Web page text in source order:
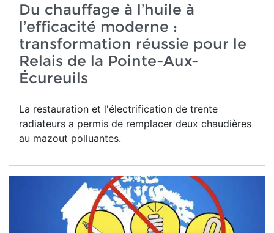
Du chauffage à l’huile à
l’efficacité moderne :
transformation réussie pour le
Relais de la Pointe-Aux-
Écureuils
La restauration et l'électrification de trente
radiateurs a permis de remplacer deux chaudières
au mazout polluantes.